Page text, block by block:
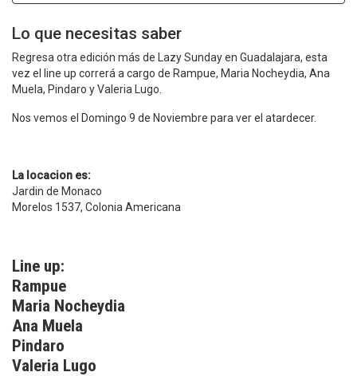
Lo que necesitas saber
Regresa otra edición más de Lazy Sunday en Guadalajara, esta
vez el line up correrá a cargo de Rampue, Maria Nocheydia, Ana
Muela, Pindaro y Valeria Lugo.
Nos vemos el Domingo 9 de Noviembre para ver el atardecer.
La locacion es:
Jardin de Monaco
Morelos 1537, Colonia Americana
Line up:
Rampue
Maria Nocheydia
Ana Muela
Pindaro
Valeria Lugo